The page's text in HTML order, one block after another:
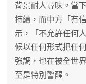
背景耐人尋味。當
持續，而中方「有
示，「不允許任何
候以任何形式把任
強調，也在被全世
至是特別警醒。